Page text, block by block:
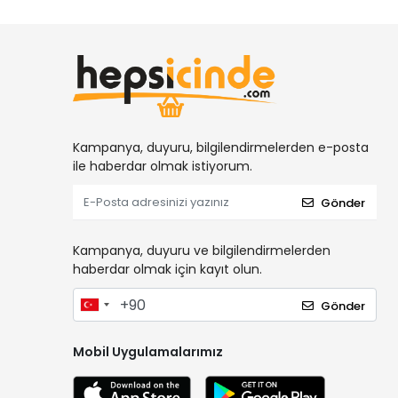
Karıştırıcılar
SICAK HAVA TABANCALARI
Kalem Havyalar
İnşaat Malzemleri
Pistonlu Hava Kompresörleri
Sessiz & Yağsız Kompresörler
ENDÜSTRİYEL VİDALI HAVA
Elektrikli Paftalar
Jeneratörler
Benzinli Motorlar
Kampanya, duyuru, bilgilendirmelerden e-posta
ile haberdar olmak istiyorum.
Gönder
Kampanya, duyuru ve bilgilendirmelerden
haberdar olmak için kayıt olun.
Gönder
Mobil Uygulamalarımız